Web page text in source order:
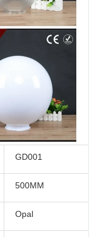
GD001
500MM
Opal